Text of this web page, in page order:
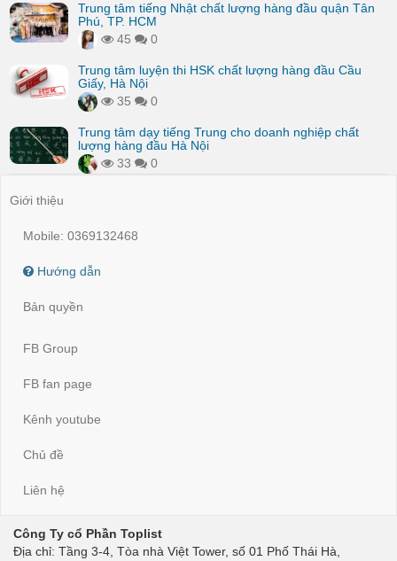
Trung tâm tiếng Nhật chất lượng hàng đầu quận Tân
Phú, TP. HCM
45
0
Trung tâm luyện thi HSK chất lượng hàng đầu Cầu
Giấy, Hà Nội
35
0
Trung tâm dạy tiếng Trung cho doanh nghiệp chất
lượng hàng đầu Hà Nội
33
0
Giới thiệu
Mobile: 0369132468
Hướng dẫn
Bản quyền
FB Group
FB fan page
Kênh youtube
Chủ đề
Liên hệ
Công Ty cổ Phần Toplist
Địa chỉ: Tầng 3-4, Tòa nhà Việt Tower, số 01 Phố Thái Hà,